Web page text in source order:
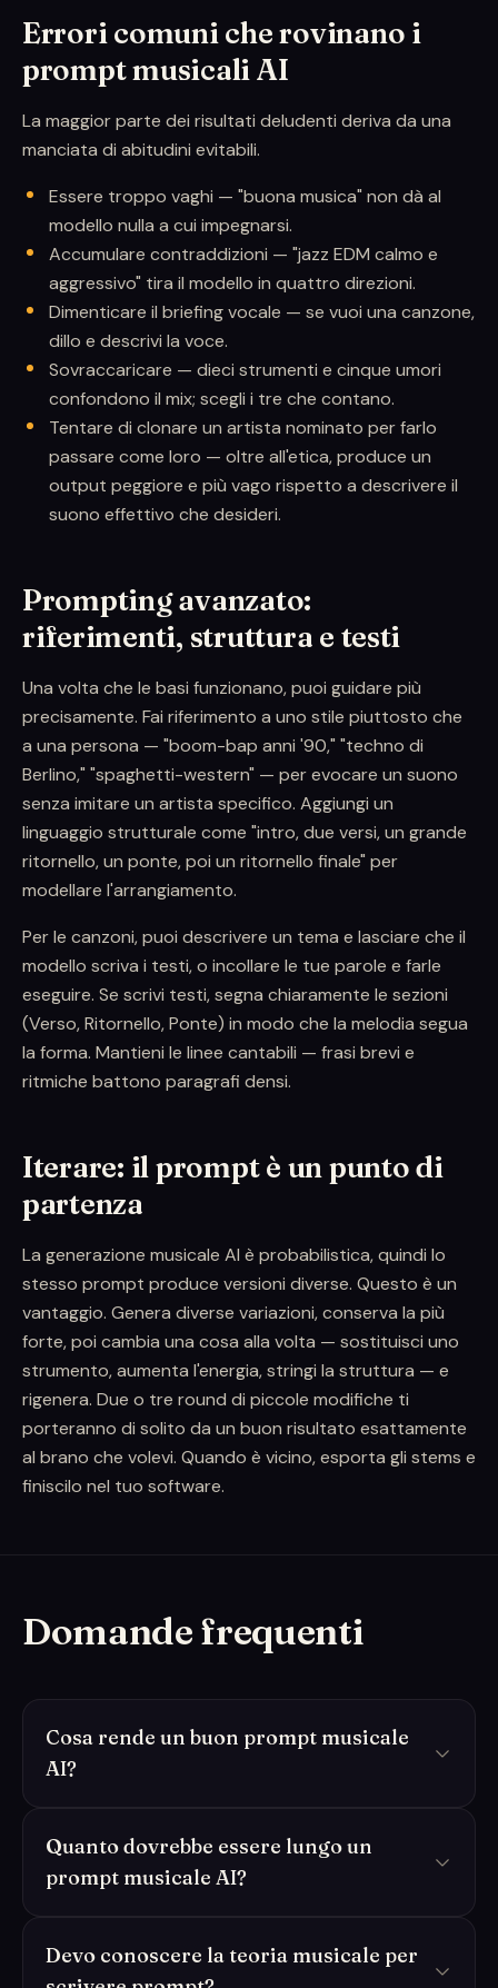
Errori comuni che rovinano i
prompt musicali AI
La maggior parte dei risultati deludenti deriva da una
manciata di abitudini evitabili.
Essere troppo vaghi — "buona musica" non dà al
modello nulla a cui impegnarsi.
Accumulare contraddizioni — "jazz EDM calmo e
aggressivo" tira il modello in quattro direzioni.
Dimenticare il briefing vocale — se vuoi una canzone,
dillo e descrivi la voce.
Sovraccaricare — dieci strumenti e cinque umori
confondono il mix; scegli i tre che contano.
Tentare di clonare un artista nominato per farlo
passare come loro — oltre all'etica, produce un
output peggiore e più vago rispetto a descrivere il
suono effettivo che desideri.
Prompting avanzato:
riferimenti, struttura e testi
Una volta che le basi funzionano, puoi guidare più
precisamente. Fai riferimento a uno stile piuttosto che
a una persona — "boom-bap anni '90," "techno di
Berlino," "spaghetti-western" — per evocare un suono
senza imitare un artista specifico. Aggiungi un
linguaggio strutturale come "intro, due versi, un grande
ritornello, un ponte, poi un ritornello finale" per
modellare l'arrangiamento.
Per le canzoni, puoi descrivere un tema e lasciare che il
modello scriva i testi, o incollare le tue parole e farle
eseguire. Se scrivi testi, segna chiaramente le sezioni
(Verso, Ritornello, Ponte) in modo che la melodia segua
la forma. Mantieni le linee cantabili — frasi brevi e
ritmiche battono paragrafi densi.
Iterare: il prompt è un punto di
partenza
La generazione musicale AI è probabilistica, quindi lo
stesso prompt produce versioni diverse. Questo è un
vantaggio. Genera diverse variazioni, conserva la più
forte, poi cambia una cosa alla volta — sostituisci uno
strumento, aumenta l'energia, stringi la struttura — e
rigenera. Due o tre round di piccole modifiche ti
porteranno di solito da un buon risultato esattamente
al brano che volevi. Quando è vicino, esporta gli stems e
finiscilo nel tuo software.
Domande frequenti
Cosa rende un buon prompt musicale
AI?
Quanto dovrebbe essere lungo un
prompt musicale AI?
Devo conoscere la teoria musicale per